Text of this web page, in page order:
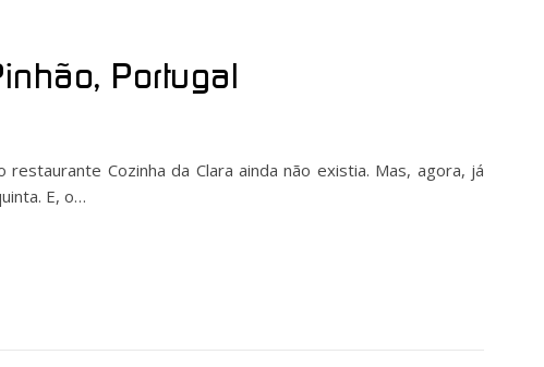
Portugal
Cozinha da Clara ainda não existia. Mas, agora, já
E, o…